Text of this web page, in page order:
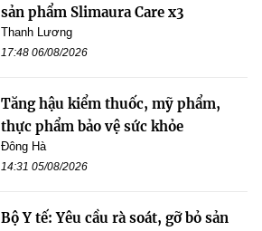
sản phẩm Slimaura Care x3
Thanh Lương
17:48 06/08/2026
Tăng hậu kiểm thuốc, mỹ phẩm,
thực phẩm bảo vệ sức khỏe
Đông Hà
14:31 05/08/2026
Bộ Y tế: Yêu cầu rà soát, gỡ bỏ sản